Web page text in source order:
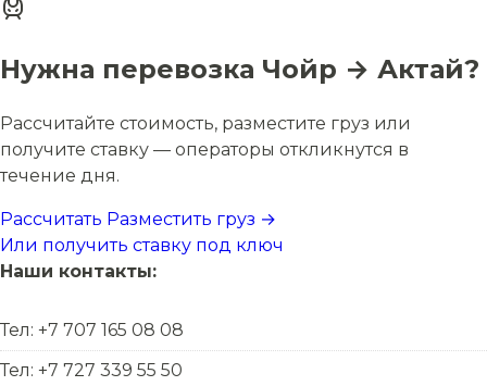
Нужна перевозка Чойр → Актай?
Рассчитайте стоимость, разместите груз или
получите ставку — операторы откликнутся в
течение дня.
Рассчитать Разместить груз →
Или получить ставку под ключ
Наши контакты:
Тел: +7 707 165 08 08
Тел: +7 727 339 55 50